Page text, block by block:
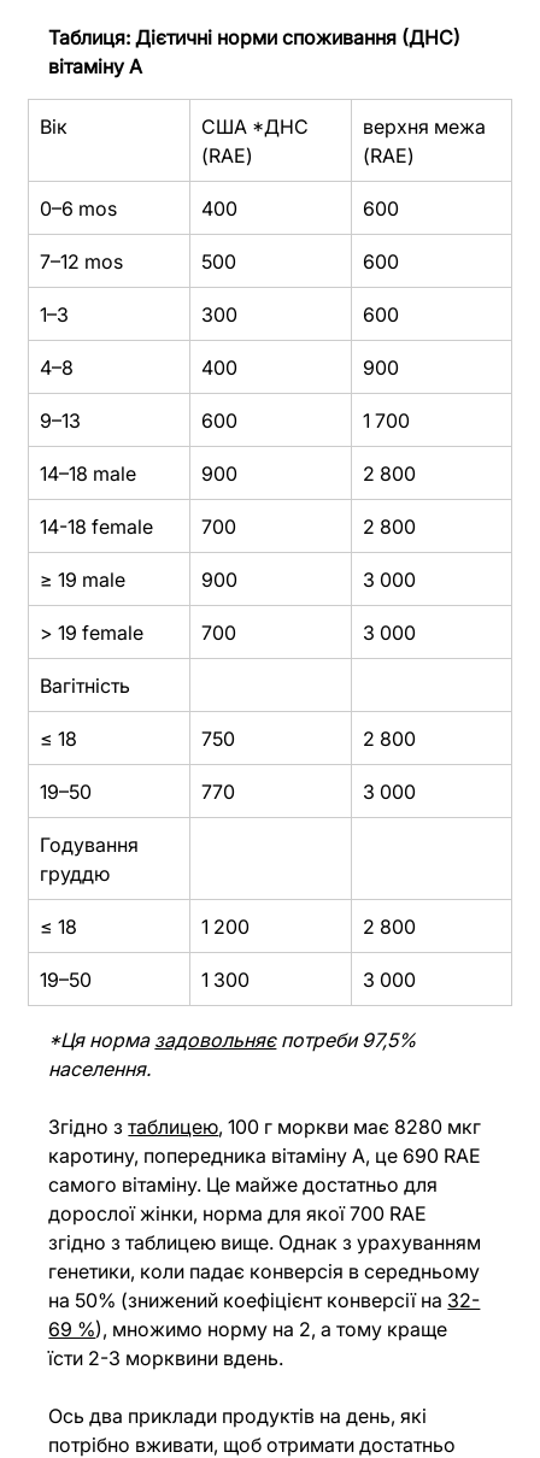
Таблиця: Дієтичні норми споживання (ДНС)
вітаміну А
Вік
США *ДНС
(RAE)
верхня межа
(RAE)
0–6 mos 400 600
7–12 mos 500 600
1–3 300 600
4–8 400 900
9–13 600 1 700
14–18 male 900 2 800
14-18 female 700 2 800
≥ 19 male 900 3 000
> 19 female 700 3 000
Вагітність
≤ 18 750 2 800
19–50 770 3 000
Годування
груддю
≤ 18 1 200 2 800
19–50 1 300 3 000
*Ця норма задовольняє потреби 97,5%
населення.
Згідно з таблицею, 100 г моркви має 8280 мкг
каротину, попередника вітаміну А, це 690 RAE
самого вітаміну. Це майже достатньо для
дорослої жінки, норма для якої 700 RAE
згідно з таблицею вище. Однак з урахуванням
генетики, коли падає конверсія в середньому
на 50% (знижений коефіцієнт конверсії на 32-
69 %), множимо норму на 2, а тому краще
їсти 2-3 морквини вдень.
Ось два приклади продуктів на день, які
потрібно вживати, щоб отримати достатньо